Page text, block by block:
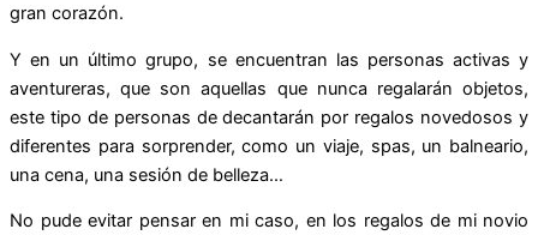
gran corazón.
Y en un último grupo, se encuentran las personas activas y
aventureras, que son aquellas que nunca regalarán objetos,
este tipo de personas de decantarán por regalos novedosos y
diferentes para sorprender, como un viaje, spas, un balneario,
una cena, una sesión de belleza…
No pude evitar pensar en mi caso, en los regalos de mi novio